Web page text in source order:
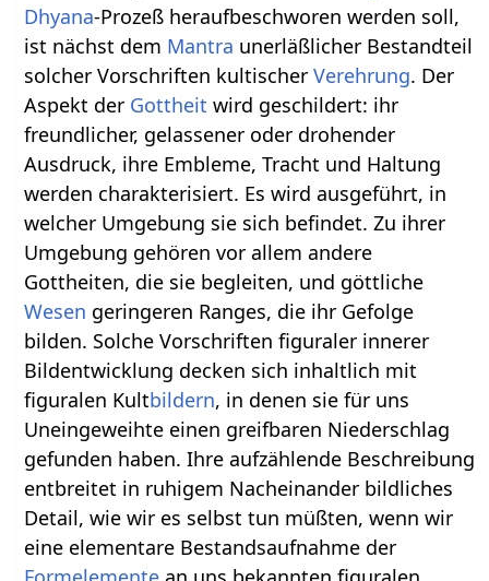
Dhyana-Prozeß heraufbeschworen werden soll,
ist nächst dem Mantra unerläßlicher Bestandteil
solcher Vorschriften kultischerVerehrung. Der
Aspekt der Gottheit wird geschildert: ihr
freundlicher, gelassener oder drohender
Ausdruck, ihre Embleme, Tracht und Haltung
werden charakterisiert. Es wird ausgeführt, in
welcher Umgebung sie sich befindet. Zu ihrer
Umgebung gehören vor allem andere
Gottheiten, die sie begleiten, und göttliche
Wesen geringeren Ranges, die ihr Gefolge
bilden. Solche Vorschriften figuraler innerer
Bildentwicklung decken sich inhaltlich mit
figuralen Kultbildern, in denen sie für uns
Uneingeweihte einen greifbaren Niederschlag
gefunden haben. Ihre aufzählende Beschreibung
entbreitet in ruhigem Nacheinander bildliches
Detail, wie wir es selbst tun müßten, wenn wir
eine elementare Bestandsaufnahme der